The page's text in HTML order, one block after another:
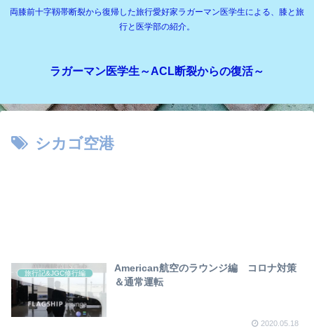
両膝前十字靱帯断裂から復帰した旅行愛好家ラガーマン医学生による、膝と旅
行と医学部の紹介。
ラガーマン医学生～ACL断裂からの復活～
シカゴ空港
旅行記&JGC修行編
American航空のラウンジ編 コロナ対策
＆通常運転
2020.05.18